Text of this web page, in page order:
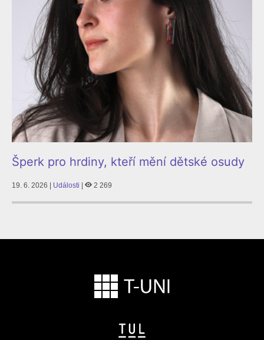
Šperk pro hrdiny, kteří mění dětské osudy
19. 6. 2026 | Události | 2 269